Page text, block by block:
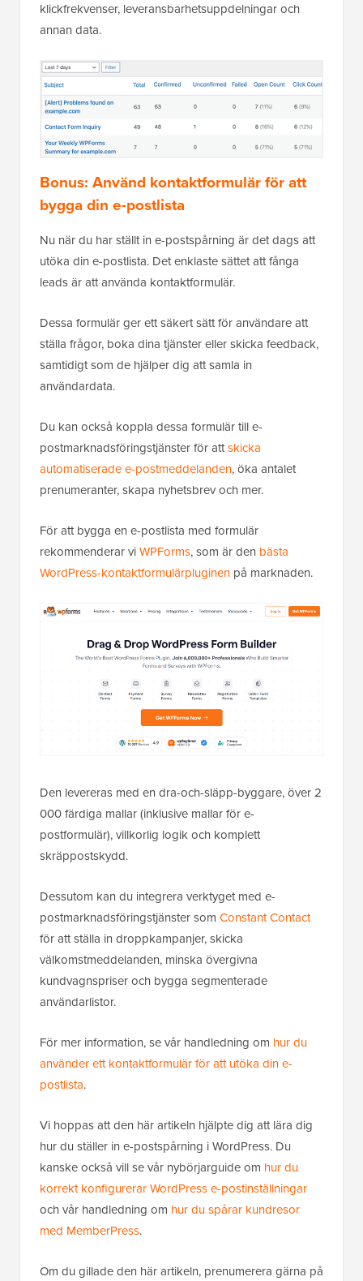
klickfrekvenser, leveransbarhetsuppdelningar och
annan data.
Bonus: Använd kontaktformulär för att
bygga din e-postlista
Nu när du har ställt in e-postspårning är det dags att
utöka din e-postlista. Det enklaste sättet att fånga
leads är att använda kontaktformulär.
Dessa formulär ger ett säkert sätt för användare att
ställa frågor, boka dina tjänster eller skicka feedback,
samtidigt som de hjälper dig att samla in
användardata.
Du kan också koppla dessa formulär till e-
postmarknadsföringstjänster för attskicka
automatiserade e-postmeddelanden, öka antalet
prenumeranter, skapa nyhetsbrev och mer.
För att bygga en e-postlista med formulär
rekommenderar viWPForms, som är den bästa
WordPress-kontaktformulärpluginen på marknaden.
Den levereras med en dra-och-släpp-byggare, över 2
000 färdiga mallar (inklusive mallar för e-
postformulär), villkorlig logik och komplett
skräppostskydd.
Dessutom kan du integrera verktyget med e-
postmarknadsföringstjänster som Constant Contact
för att ställa in droppkampanjer, skicka
välkomstmeddelanden, minska övergivna
kundvagnspriser och bygga segmenterade
användarlistor.
För mer information, se vår handledning om hur du
använder ett kontaktformulär för att utöka din e-
postlista.
Vi hoppas att den här artikeln hjälpte dig att lära dig
hur du ställer in e-postspårning i WordPress. Du
kanske också vill se vår nybörjarguide om hur du
korrekt konfigurerar WordPress e-postinställningar
och vår handledning om hur du spårar kundresor
med MemberPress.
Om du gillade den här artikeln, prenumerera gärna på